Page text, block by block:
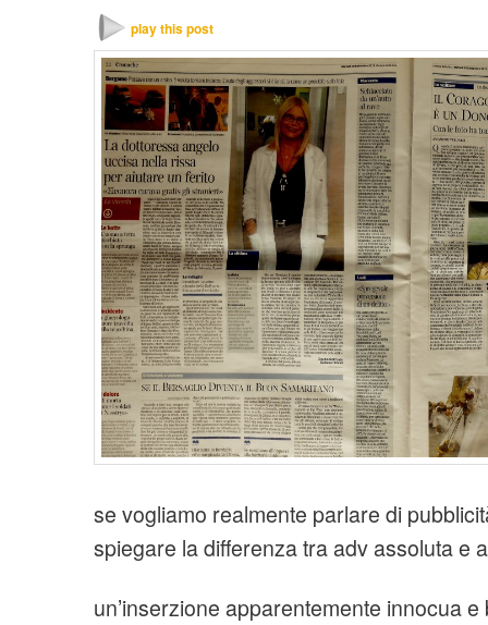
play this post
se vogliamo realmente parlare di
spiegare la differenza tra adv assoluta e
un’inserzione apparentemente innocua